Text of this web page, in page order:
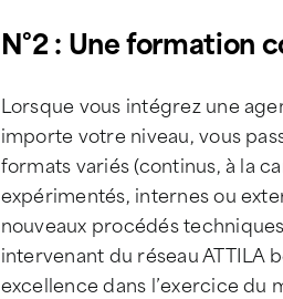
N°2 : Une formation
Lorsque vous intégrez une
importe votre niveau, vous
formats variés (continus, à la
expérimentés, internes ou
nouveaux procédés
intervenant du réseau ATTILA
excellence dans l’exercice du